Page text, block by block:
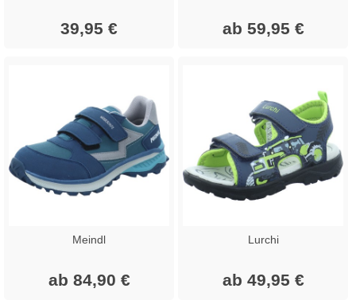
39,95 € ab 59,95 €
Meindl
ab 84,90 €
Lurchi
ab 49,95 €